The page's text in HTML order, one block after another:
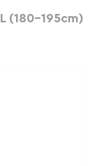
(180-195cm)